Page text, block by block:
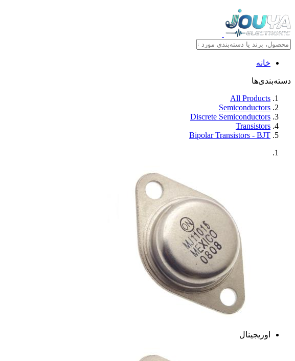
خانه
دسته‌بندی‌ها
All Products
Semiconductors
Discrete Semiconductors
Transistors
Bipolar Transistors - BJT
اوریجینال